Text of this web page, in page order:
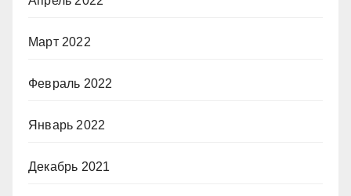
Март 2022
Февраль 2022
Январь 2022
Декабрь 2021